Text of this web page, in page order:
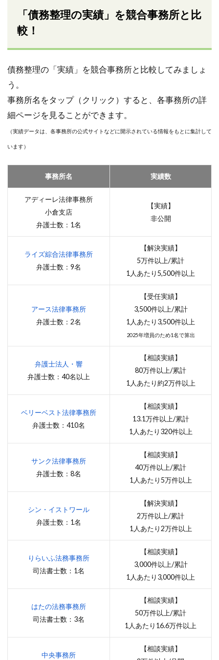
「債務整理の実績」を競合事務所と比
較！
債務整理の「実績」を競合事務所と比較してみましょ
う。
事務所名をタップ（クリック）すると、各事務所の詳
細ページを見ることができます。
（実績データは、各事務所の公式サイトなどに開示されている情報をもとに集計して
います）
事務所名 実績数
アディーレ法律事務所
小倉支店
弁護士数：1名
【実績】
非公開
ライズ綜合法律事務所
弁護士数：9名
【解決実績】
5万件以上/累計
1人あたり5,500件以上
アース法律事務所
弁護士数：2名
【受任実績】
3,500件以上/累計
1人あたり3,500件以上
2025年増員のため1名で算出
弁護士法人・響
弁護士数：40名以上
【相談実績】
80万件以上/累計
1人あたり約2万件以上
ベリーベスト法律事務所
弁護士数：410名
【相談実績】
13.1万件以上/累計
1人あたり320件以上
サンク法律事務所
弁護士数：8名
【相談実績】
40万件以上/累計
1人あたり5万件以上
シン・イストワール
弁護士数：1名
【解決実績】
2万件以上/累計
1人あたり2万件以上
りらいふ法務事務所
司法書士数：1名
【相談実績】
3,000件以上/累計
1人あたり3,000件以上
はたの法務事務所
司法書士数：3名
【相談実績】
50万件以上/累計
1人あたり16.6万件以上
中央事務所
【相談実績】